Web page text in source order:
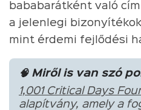
bababarátként való
a jelenlegi
mint érdemi fejlődési
🧠 Miről is van szó
1,001 Critical Days
alapítvány, amely a